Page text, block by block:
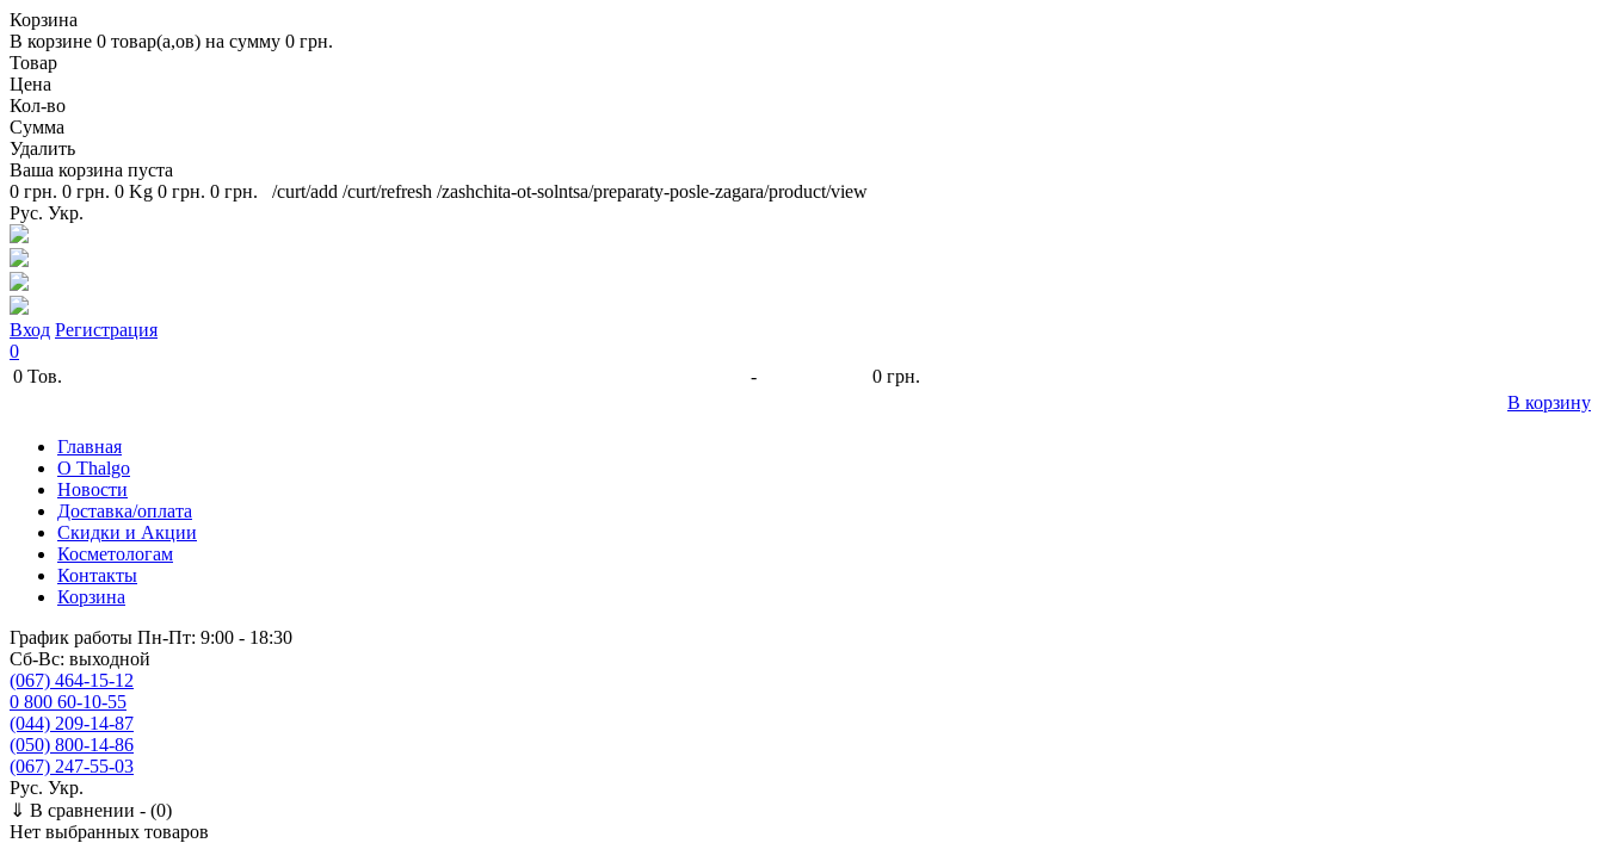
Корзина
В корзине 0 товар(а,ов) на сумму 0 грн.
Товар
Цена
Кол-во
Сумма
Удалить
Ваша корзина пуста
0 грн. 0 грн. 0 Kg 0 грн. 0 грн. /curt/add /curt/refresh /zashchita-ot-solntsa/preparaty-posle-zagara/product/view
Рус. Укр.
Вход Регистрация
0
0 Тов. -
0 грн.
В корзину
Главная
O Thalgo
Новости
Доставка/оплата
Скидки и Акции
Косметологам
Контакты
Корзина
График работы Пн-Пт: 9:00 - 18:30
Сб-Вс: выходной
(067) 464-15-12
0 800 60-10-55
(044) 209-14-87
(050) 800-14-86
(067) 247-55-03
Рус. Укр.
⇓ В сравнении - (0)
Нет выбранных товаров